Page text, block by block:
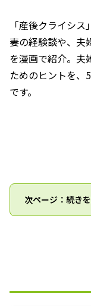
「産後クライシ
妻の経験談や、夫
を漫画で紹介。夫
ためのヒントを、
です。
次ページ：続き